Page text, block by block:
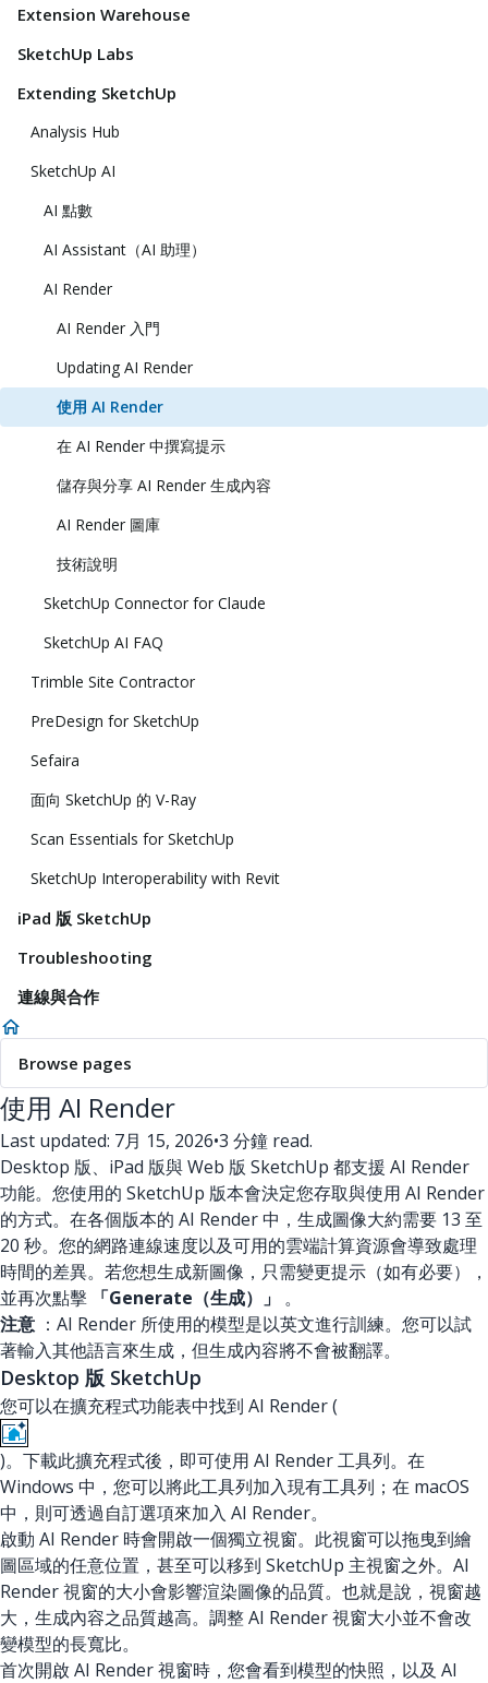
Extension Warehouse
SketchUp Labs
Extending SketchUp
Analysis Hub
SketchUp AI
AI 點數
AI Assistant（AI 助理）
AI Render
AI Render 入門
Updating AI Render
使用 AI Render
在 AI Render 中撰寫提示
儲存與分享 AI Render 生成內容
AI Render 圖庫
技術說明
SketchUp Connector for Claude
SketchUp AI FAQ
Trimble Site Contractor
PreDesign for SketchUp
Sefaira
面向 SketchUp 的 V-Ray
Scan Essentials for SketchUp
SketchUp Interoperability with Revit
iPad 版 SketchUp
Troubleshooting
連線與合作
Browse pages
使用 AI Render
Last updated: 7月 15, 2026•3 分鐘 read.
Desktop 版、iPad 版與 Web 版 SketchUp 都支援 AI Render
功能。您使用的 SketchUp 版本會決定您存取與使用 AI Render
的方式。在各個版本的 AI Render 中，生成圖像大約需要 13 至
20 秒。您的網路連線速度以及可用的雲端計算資源會導致處理
時間的差異。若您想生成新圖像，只需變更提示（如有必要），
並再次點擊 「Generate（生成）」 。
注意 ：AI Render 所使用的模型是以英文進行訓練。您可以試
著輸入其他語言來生成，但生成內容將不會被翻譯。
Desktop 版 SketchUp
您可以在擴充程式功能表中找到 AI Render (
)。下載此擴充程式後，即可使用 AI Render 工具列。在
Windows 中，您可以將此工具列加入現有工具列；在 macOS
中，則可透過自訂選項來加入 AI Render。
啟動 AI Render 時會開啟一個獨立視窗。此視窗可以拖曳到繪
圖區域的任意位置，甚至可以移到 SketchUp 主視窗之外。AI
Render 視窗的大小會影響渲染圖像的品質。也就是說，視窗越
大，生成內容之品質越高。調整 AI Render 視窗大小並不會改
變模型的長寬比。
首次開啟 AI Render 視窗時，您會看到模型的快照，以及 AI